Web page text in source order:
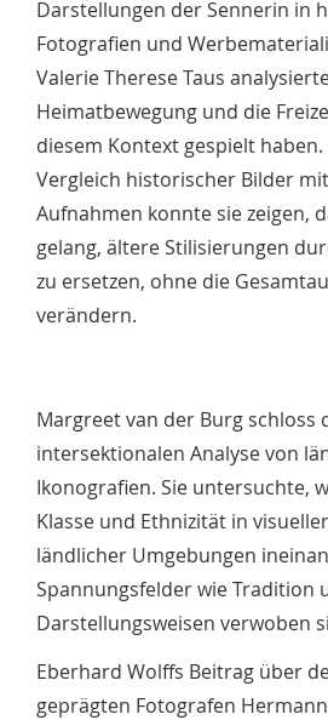
Darstellungen der Sennerin in
Fotografien und
Valerie Therese Taus
Heimatbewegung und die
diesem Kontext gespielt
Vergleich historischer Bilder
Aufnahmen konnte sie zeigen,
gelang, ältere Stilisierungen
zu ersetzen, ohne die
verändern.
Margreet van der Burg schloss
intersektionalen Analyse von
Ikonografien. Sie untersuchte,
Klasse und Ethnizität in
ländlicher Umgebungen
Spannungsfelder wie Tradition
Darstellungsweisen verwoben
Eberhard Wolffs Beitrag über
geprägten Fotografen